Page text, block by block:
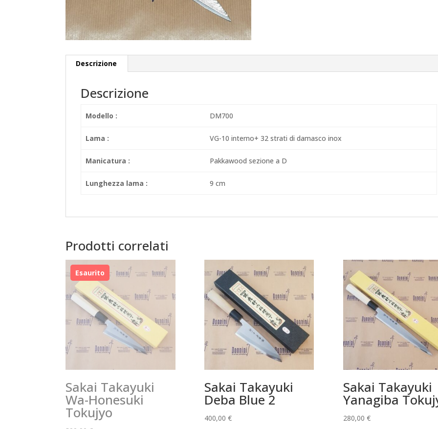
Descrizione
Descrizione
Modello : DM700
Lama : VG-10 interno+ 32 strati di damasco inox
Manicatura : Pakkawood sezione a D
Lunghezza lama : 9 cm
Prodotti correlati
Sakai Takayuki
Wa-Honesuki
Tokujyo
Sakai Takayuki
Deba Blue 2
400,00 €
Sakai Takayuki
Yanagiba
280,00 €